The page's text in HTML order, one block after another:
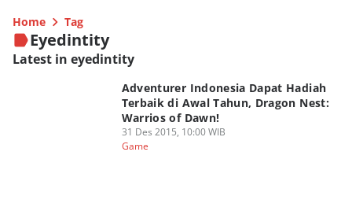
Home Tag
Eyedintity
Latest in eyedintity
Adventurer Indonesia Dapat Hadiah
Terbaik di Awal Tahun, Dragon Nest:
Warrios of Dawn!
31 Des 2015, 10:00 WIB
Game